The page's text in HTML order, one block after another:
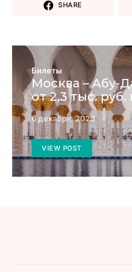
SHARE
Билеты
Москва – Абу-
от 2,3 тыс.
6 декабря, 2023
VIEW POST